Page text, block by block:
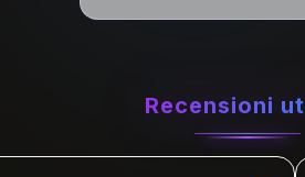
Recensioni